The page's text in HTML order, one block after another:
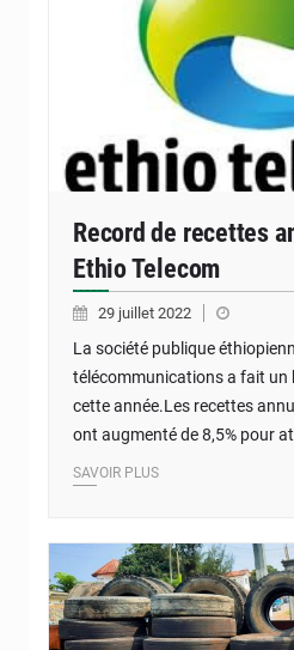
Record de recettes
Ethio Telecom
29 juillet 2022
La société publique
télécommunications a fait
cette année.Les recettes
ont augmenté de 8,5% pour
SAVOIR PLUS